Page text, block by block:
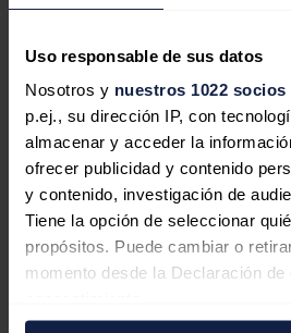
Uso responsable de sus datos
Nosotros y nuestros 1022 socios
p.ej., su dirección IP, con
almacenar y acceder la
ofrecer publicidad y contenido
y contenido, investigación de
Tiene la opción de seleccionar
propósitos. Puede cambiar o
momento desde la Declaración
como un futuro 'hub' de energía eólica '
de Castellón.
Noticias relacionadas
Un corte de luz
personas en varias
Huelva